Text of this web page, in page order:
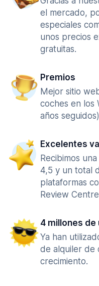
el mercado,
especiales
unos precios
gratuitas.
Premios
Mejor sitio
coches en los
años
Excelentes
Recibimos
4,5 y un total
plataformas
Review
4 millones de
Ya han
de alquiler de
crecimiento.